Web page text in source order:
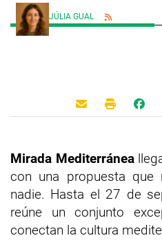
JÚLIA GUAL
Mirada Mediterránea
con una propuesta que
nadie. Hasta el 27 de
reúne un conjunto
conectan la cultura